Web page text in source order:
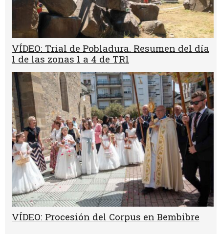
VÍDEO: Trial de Pobladura. Resumen del día
1 de las zonas 1 a 4 de TR1
VÍDEO: Procesión del Corpus en Bembibre